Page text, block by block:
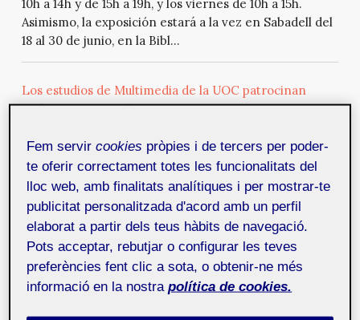
10h a 14h y de 15h a 19h, y los viernes de 10h a 15h.
Asimismo, la exposición estará a la vez en Sabadell del
18 al 30 de junio, en la Bibl...
Los estudios de Multimedia de la UOC patrocinan
WebVisions-Barcelona 16 de maig de 2012
información de primera mano. Los Estudios de
Informática, Multimedia y Telecomunicación UOC
patrocinan el evento en torno al futuro de la web:
diseño y tecnología, UX, móviles y estrategias en la
creación de contenidos.
Los estudios de Multimedia y Audiovisuales de la UOC
patrocinan el proyecto Kinoraw 15 de maig de 2012
Fem servircookies pròpies i de tercers per poder-
te oferir correctament totes les funcionalitats del
lloc web, amb finalitats analítiques i per mostrar-te
publicitat personalitzada d'acord amb un perfil
elaborat a partir dels teus hàbits de navegació.
Pots acceptar, rebutjar o configurar les teves
preferències fent clic a sota, o obtenir-ne més
informació en la nostra política de cookies.